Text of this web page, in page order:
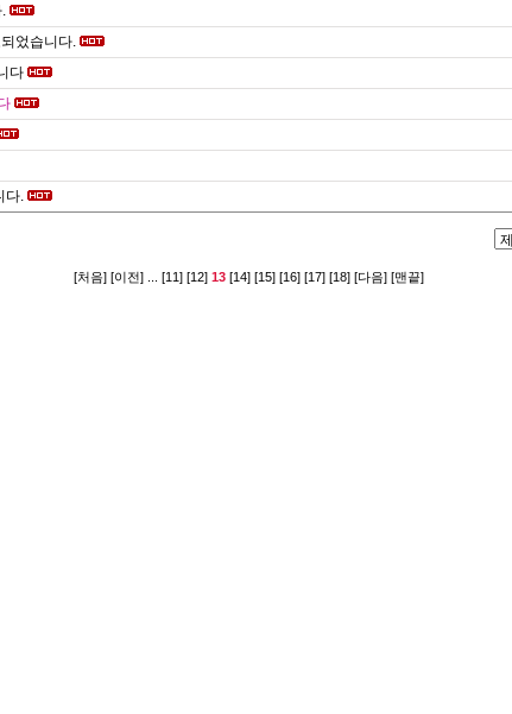
었습니다.
다
다.
[처음] [이전] [11] [12] 13 [14] [15] [16] [17] [18] [다음] [맨끝]